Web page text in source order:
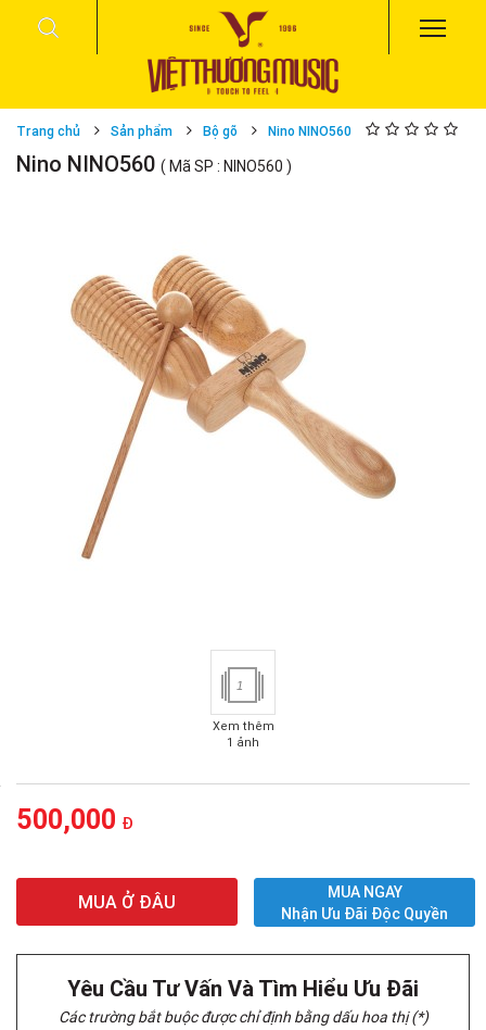
Trang chủ Sản phẩm Bộ gõ Nino NINO560
Nino NINO560 ( Mã SP : NINO560 )
1
Xem thêm
1 ảnh
500,000 Đ
MUA Ở ĐÂU
MUA NGAY
Nhận Ưu Đãi Độc Quyền
Yêu Cầu Tư Vấn Và Tìm Hiểu Ưu Đãi
Các trường bắt buộc được chỉ định bằng dấu hoa thị (*)